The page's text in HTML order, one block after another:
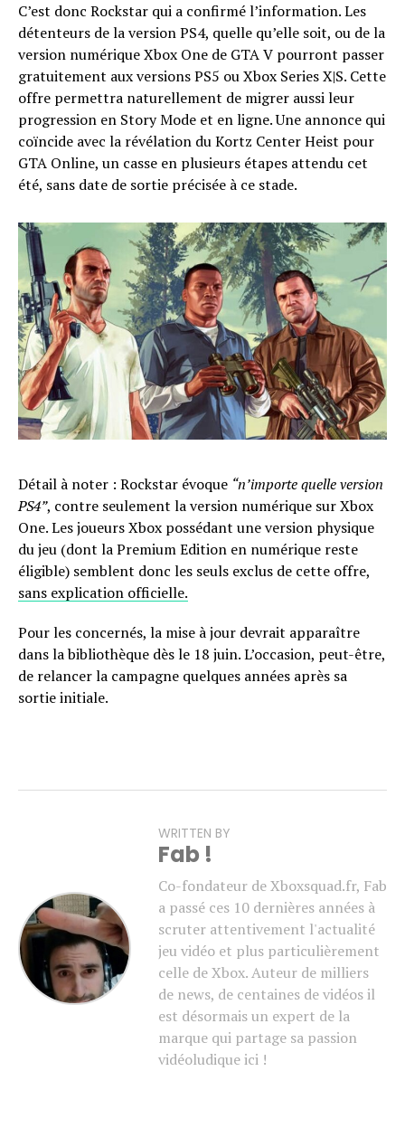
C’est donc Rockstar qui a confirmé l’information. Les
détenteurs de la version PS4, quelle qu’elle soit, ou de la
version numérique Xbox One de GTA V pourront passer
gratuitement aux versions PS5 ou Xbox Series X|S. Cette
offre permettra naturellement de migrer aussi leur
progression en Story Mode et en ligne. Une annonce qui
coïncide avec la révélation du Kortz Center Heist pour
GTA Online, un casse en plusieurs étapes attendu cet
été, sans date de sortie précisée à ce stade.
Détail à noter : Rockstar évoque “n’importe quelle version
PS4”, contre seulement la version numérique sur Xbox
One. Les joueurs Xbox possédant une version physique
du jeu (dont la Premium Edition en numérique reste
éligible) semblent donc les seuls exclus de cette offre,
sans explication officielle.
Pour les concernés, la mise à jour devrait apparaître
dans la bibliothèque dès le 18 juin. L’occasion, peut-être,
de relancer la campagne quelques années après sa
sortie initiale.
WRITTEN BY
Fab !
Co-fondateur de Xboxsquad.fr, Fab
a passé ces 10 dernières années à
scruter attentivement l'actualité
jeu vidéo et plus particulièrement
celle de Xbox. Auteur de milliers
de news, de centaines de vidéos il
est désormais un expert de la
marque qui partage sa passion
vidéoludique ici !